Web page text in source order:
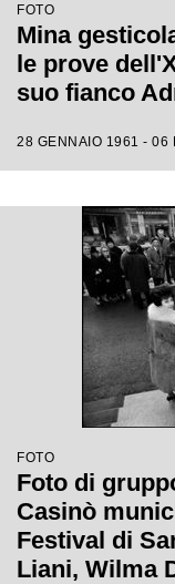
FOTO
Mina
le prove
suo fianco
28 GENNAIO 1961 - 06
FOTO
Foto di
Casinò
Festival di
Liani, Wilma